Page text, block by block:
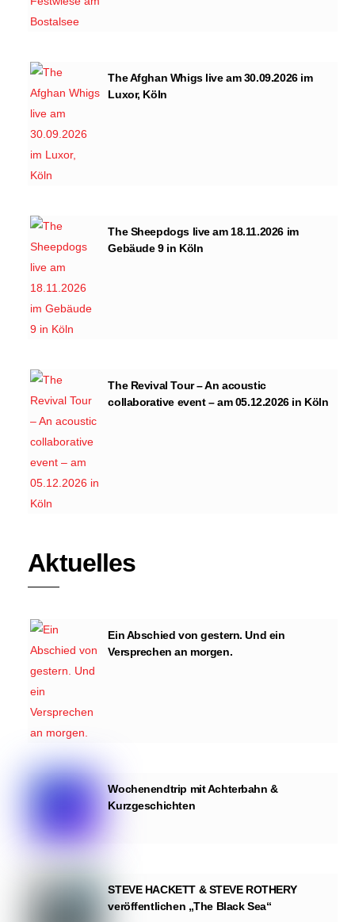
The Afghan Whigs live am 30.09.2026 im
Luxor, Köln
The Sheepdogs live am 18.11.2026 im
Gebäude 9 in Köln
The Revival Tour – An acoustic
collaborative event – am 05.12.2026 in Köln
Aktuelles
Ein Abschied von gestern. Und ein
Versprechen an morgen.
Wochenendtrip mit Achterbahn &
Kurzgeschichten
STEVE HACKETT & STEVE ROTHERY
veröffentlichen „The Black Sea“